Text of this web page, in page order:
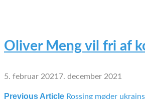
Oliver Meng vil fri af
5. februar 2021 7. december 2021
Previous Article Rossing møder